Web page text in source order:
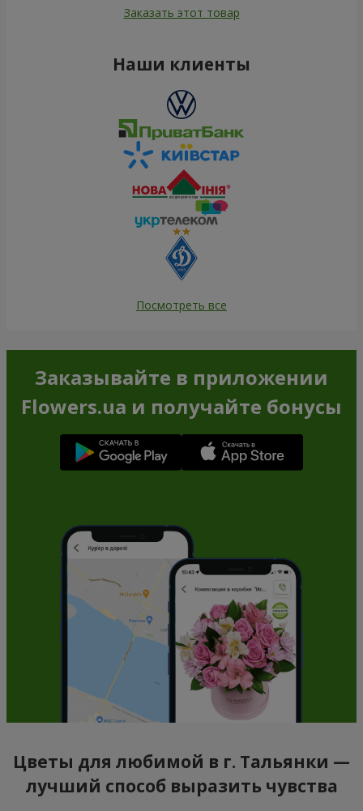
Заказать этот товар
Наши клиенты
Посмотреть все
Заказывайте в приложении
Flowers.ua и получайте бонусы
Цветы для любимой в г. Тальянки —
лучший способ выразить чувства